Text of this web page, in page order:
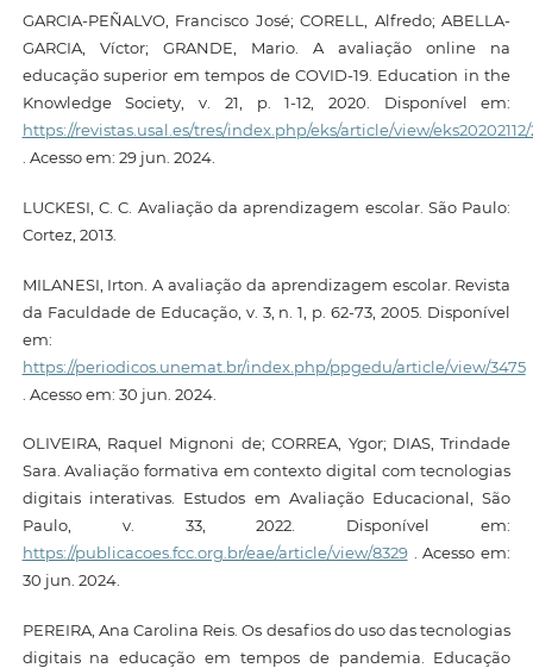
GARCIA-PEÑALVO, Francisco José; CORELL, Alfredo; ABELLA-
GARCIA, Víctor; GRANDE, Mario. A avaliação online na
educação superior em tempos de COVID-19. Education in the
Knowledge Society, v. 21, p. 1-12, 2020. Disponível em:
https://revistas.usal.es/tres/index.php/eks/article/view/eks20202112/
. Acesso em: 29 jun. 2024.
LUCKESI, C. C. Avaliação da aprendizagem escolar. São Paulo:
Cortez, 2013.
MILANESI, Irton. A avaliação da aprendizagem escolar. Revista
da Faculdade de Educação, v. 3, n. 1, p. 62-73, 2005. Disponível
em:
https://periodicos.unemat.br/index.php/ppgedu/article/view/3475
. Acesso em: 30 jun. 2024.
OLIVEIRA, Raquel Mignoni de; CORREA, Ygor; DIAS, Trindade
Sara. Avaliação formativa em contexto digital com tecnologias
digitais interativas. Estudos em Avaliação Educacional, São
Paulo, v. 33, 2022. Disponível em:
https://publicacoes.fcc.org.br/eae/article/view/8329. Acesso em:
30 jun. 2024.
PEREIRA, Ana Carolina Reis. Os desafios do uso das tecnologias
digitais na educação em tempos de pandemia. Educação